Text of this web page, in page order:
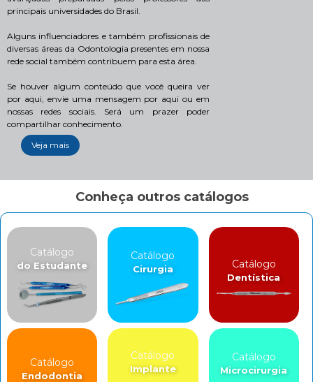
principais universidades do Brasil.
Alguns influenciadores e também profissionais de
diversas áreas da Odontologia presentes em nossa
rede social também contribuem para esta área.
Se houver algum conteúdo que você queira ver
por aqui, envie uma mensagem por aqui ou em
nossas redes sociais. Será um prazer poder
compartilhar conhecimento.
Veja mais
Conheça outros catálogos
Catálogo
do Estudante
Catálogo
Cirurgia Catálogo
Dentística
Catálogo
Endodontia
Catálogo
Implante
Catálogo
Microcirurgia